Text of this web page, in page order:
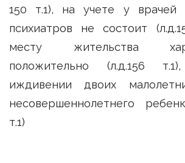
150 т.1), на учете у врачей
психиатров не состоит
месту жительства
положительно (л.д.156
иждивении двоих
несовершеннолетнего
т.1)